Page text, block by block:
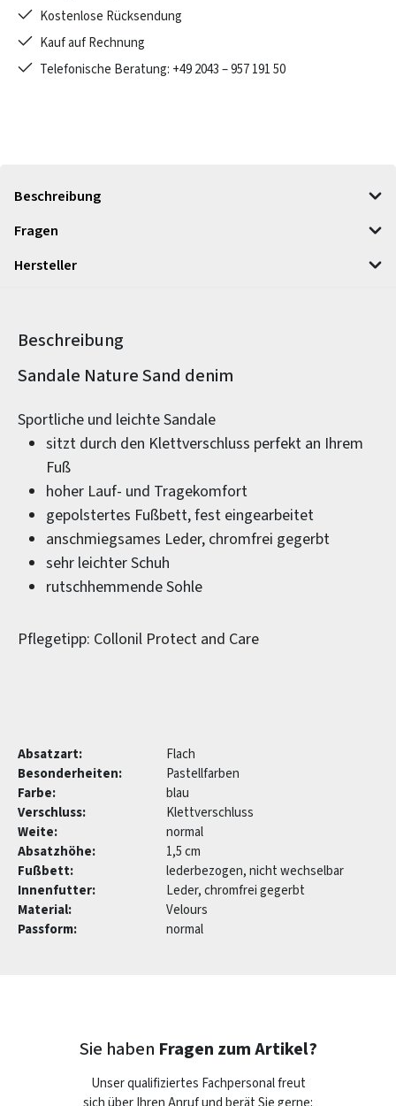
Kostenlose Rücksendung
Kauf auf Rechnung
Telefonische Beratung: +49 2043 – 957 191 50
Beschreibung
Fragen
Hersteller
Beschreibung
Produktinformationen
Sandale Nature Sand denim
Sportliche und leichte Sandale
sitzt durch den Klettverschluss perfekt an Ihrem
Fuß
hoher Lauf- und Tragekomfort
gepolstertes Fußbett, fest eingearbeitet
anschmiegsames Leder, chromfrei gegerbt
sehr leichter Schuh
rutschhemmende Sohle
Pflegetipp: Collonil Protect and Care
Absatzart:
Flach
Besonderheiten:
Pastellfarben
Farbe:
blau
Verschluss:
Klettverschluss
Weite:
normal
Absatzhöhe:
1,5 cm
Fußbett:
lederbezogen, nicht wechselbar
Innenfutter:
Leder, chromfrei gegerbt
Material:
Velours
Passform:
normal
Sie haben Fragen zum Artikel?
Unser qualifiziertes Fachpersonal freut